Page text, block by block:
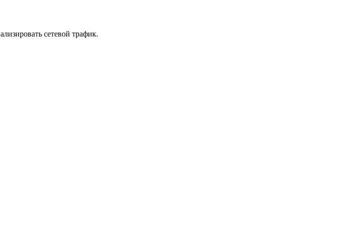
сетевой трафик.